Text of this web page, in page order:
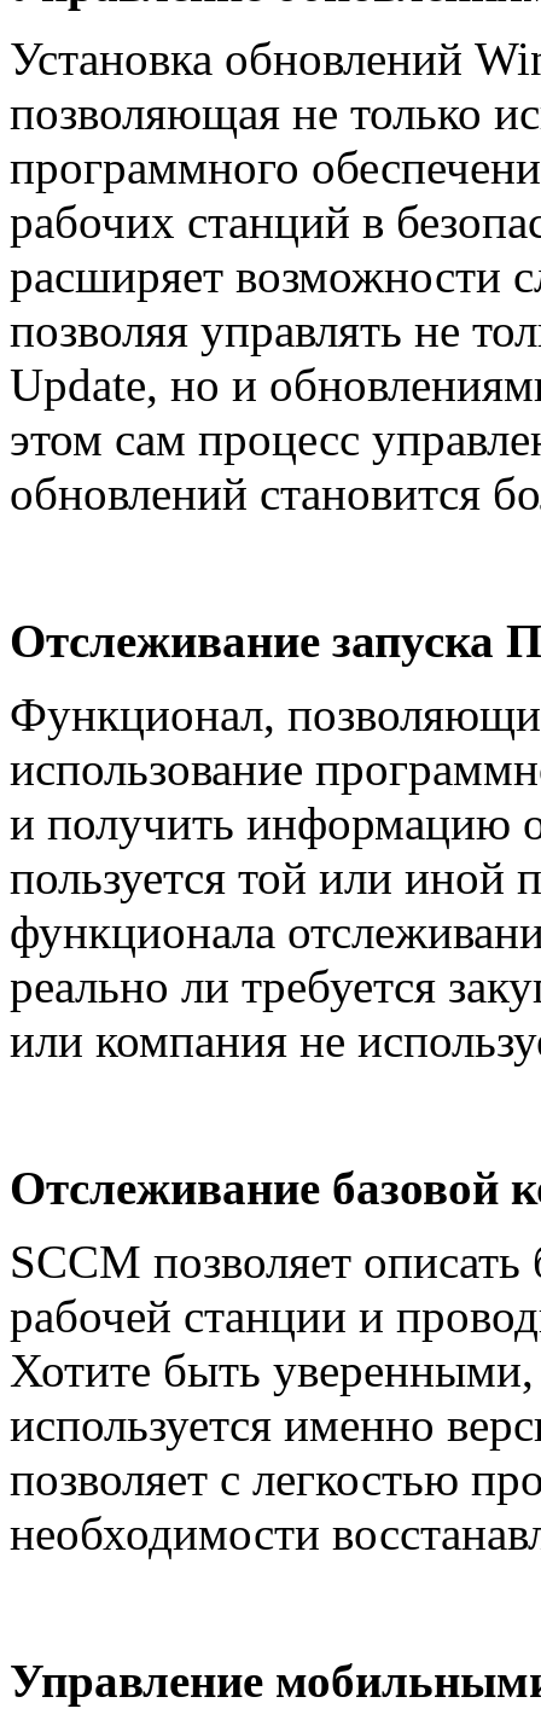
Установка обновлений
позволяющая не только
программного
рабочих станций в
расширяет возможности
позволяя управлять не
Update, но и
этом сам процесс
обновлений становится
Отслеживание запуска
Функционал,
использование
и получить информацию
пользуется той или иной
функционала
реально ли требуется
или компания не
Отслеживание базовой
SCCM позволяет
рабочей станции и
Хотите быть
используется именно
позволяет с легкостью
необходимости
Управление